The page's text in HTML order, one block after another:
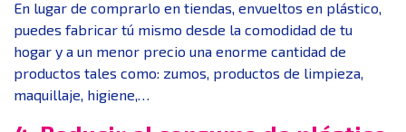
En lugar de comprarlo en tiendas, envueltos en plástico,
puedes fabricar tú mismo desde la comodidad de tu
hogar y a un menor precio una enorme cantidad de
productos tales como: zumos, productos de limpieza,
maquillaje, higiene,…